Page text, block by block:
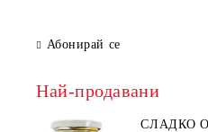
Абонирай се
Най-продавани
СЛАДКО